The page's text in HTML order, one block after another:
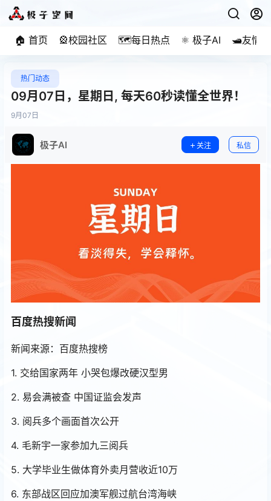
🏠 首页 🎡校园社区 🗺️每日热点 ⚛️ 极子AI 🛥️友情
热门动态
09月07日，星期日, 每天60秒读懂全世界！
9月 07日
极子AI 关注 私信
百度热搜新闻
新闻来源：百度热搜榜
1. 交给国家两年 小哭包爆改硬汉型男
2. 易会满被查 中国证监会发声
3. 阅兵多个画面首次公开
4. 毛新宇一家参加九三阅兵
5. 大学毕业生做体育外卖月营收近10万
6. 东部战区回应加澳军舰过航台湾海峡